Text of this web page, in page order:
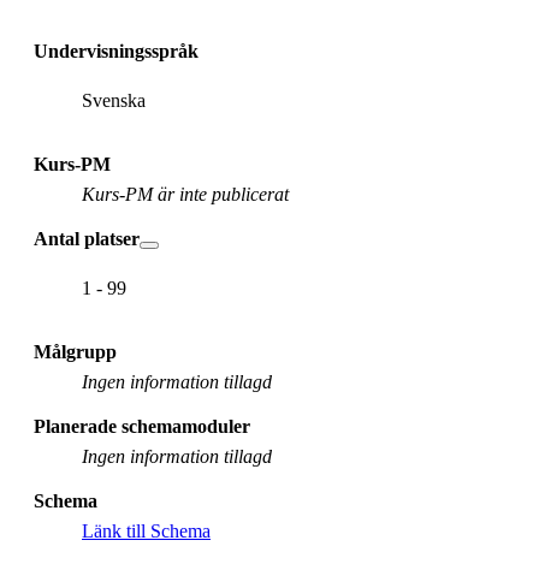
Undervisningsspråk
Svenska
Kurs-PM
Kurs-PM är inte publicerat
Antal platser
1 - 99
Målgrupp
Ingen information tillagd
Planerade schemamoduler
Ingen information tillagd
Schema
Länk till Schema